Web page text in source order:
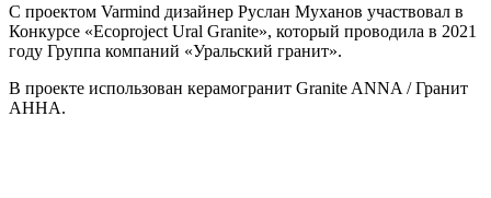
С проектом Varmind дизайнер Руслан Муханов участвовал в
Конкурсе «Ecoproject Ural Granite», который проводила в 2021
году Группа компаний «Уральский гранит».
В проекте использован керамогранит Granite ANNA / Гранит
АННА.